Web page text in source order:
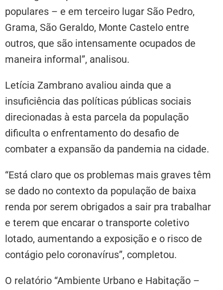
populares – e em terceiro lugar São Pedro,
Grama, São Geraldo, Monte Castelo entre
outros, que são intensamente ocupados de
maneira informal”, analisou.
Letícia Zambrano avaliou ainda que a
insuficiência das políticas públicas sociais
direcionadas à esta parcela da população
dificulta o enfrentamento do desafio de
combater a expansão da pandemia na cidade.
“Está claro que os problemas mais graves têm
se dado no contexto da população de baixa
renda por serem obrigados a sair pra trabalhar
e terem que encarar o transporte coletivo
lotado, aumentando a exposição e o risco de
contágio pelo coronavírus”, completou.
O relatório “Ambiente Urbano e Habitação –